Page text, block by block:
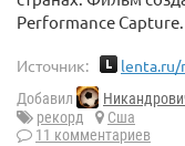
Performance Capture.
Источник: lenta.ru/
Добавил
рекорд
Сша
11 комментариев